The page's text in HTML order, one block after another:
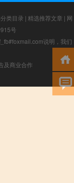
类目录 | 精选推荐文章 | 网
号
说明，我们
及商业合作